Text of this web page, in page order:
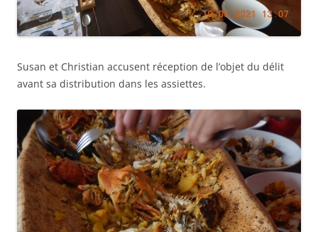
Susan et Christian accusent réception de l’objet du délit
avant sa distribution dans les assiettes.